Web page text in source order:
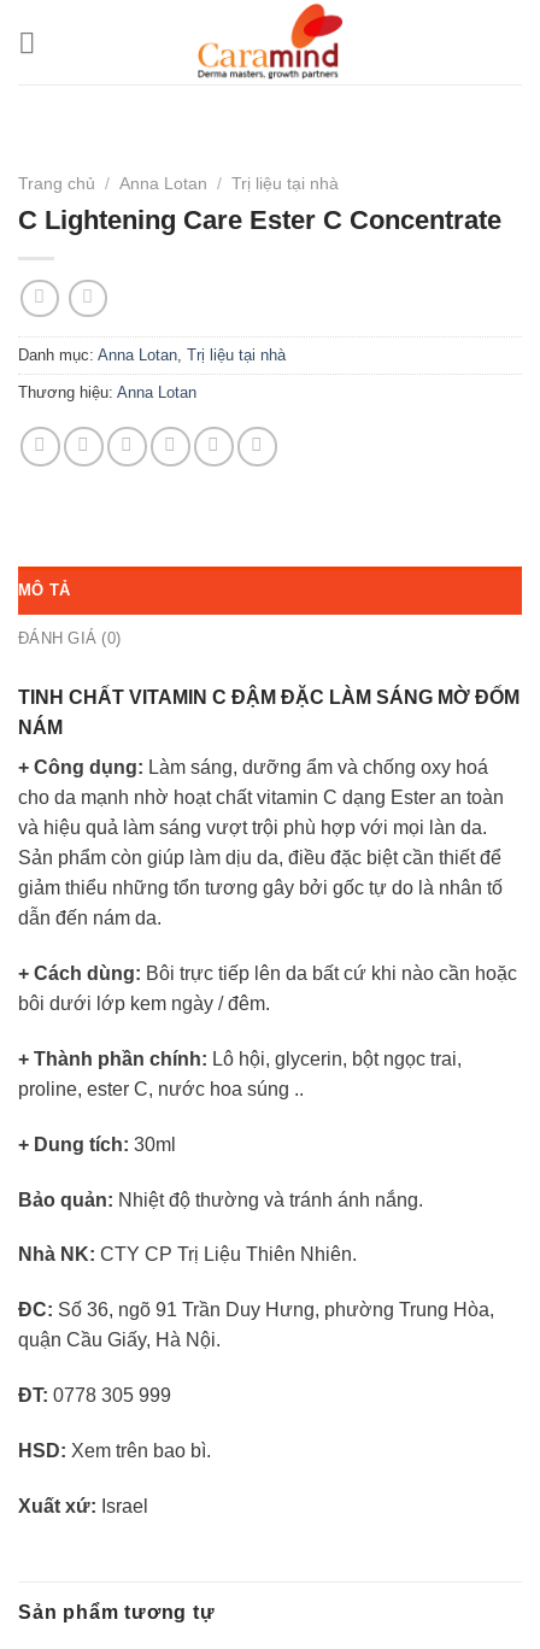
Trang chủ / Anna Lotan / Trị liệu tại nhà
C Lightening Care Ester C Concentrate
Danh mục: Anna Lotan, Trị liệu tại nhà
Thương hiệu: Anna Lotan
MÔ TẢ
ĐÁNH GIÁ (0)
TINH CHẤT VITAMIN C ĐẬM ĐẶC LÀM SÁNG MỜ ĐỐM
NÁM
+ Công dụng: Làm sáng, dưỡng ẩm và chống oxy hoá
cho da mạnh nhờ hoạt chất vitamin C dạng Ester an toàn
và hiệu quả làm sáng vượt trội phù hợp với mọi làn da.
Sản phẩm còn giúp làm dịu da, điều đặc biệt cần thiết để
giảm thiểu những tổn tương gây bởi gốc tự do là nhân tố
dẫn đến nám da.
+ Cách dùng: Bôi trực tiếp lên da bất cứ khi nào cần hoặc
bôi dưới lớp kem ngày / đêm.
+ Thành phần chính: Lô hội, glycerin, bột ngọc trai,
proline, ester C, nước hoa súng ..
+ Dung tích: 30ml
Bảo quản: Nhiệt độ thường và tránh ánh nắng.
Nhà NK: CTY CP Trị Liệu Thiên Nhiên.
ĐC: Số 36, ngõ 91 Trần Duy Hưng, phường Trung Hòa,
quận Cầu Giấy, Hà Nội.
ĐT: 0778 305 999
HSD: Xem trên bao bì.
Xuất xứ: Israel
Sản phẩm tương tự